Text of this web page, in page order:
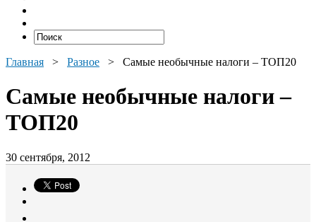
Главная > Разное > Самые необычные налоги – ТОП20
Самые необычные налоги –
ТОП20
30 сентября, 2012